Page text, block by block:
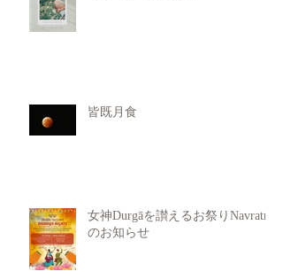
皆既月食
女神Durgāを讃えるお祭りNavratri
のお知らせ